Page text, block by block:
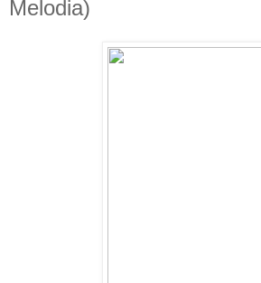
Melodia)